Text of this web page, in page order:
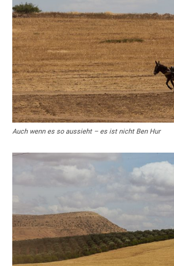
Auch wenn es so aussieht – es ist nicht Ben Hur